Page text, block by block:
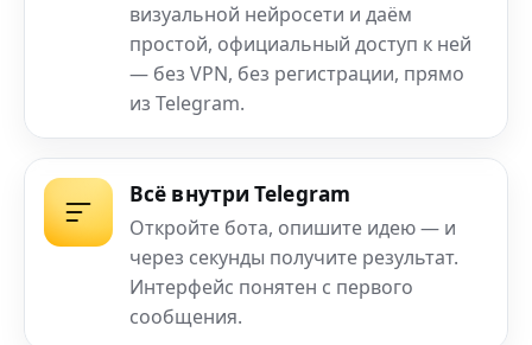
визуальной нейросети и даём
простой, официальный доступ к ней
— без VPN, без регистрации, прямо
из Telegram.
Всё внутри Telegram
Откройте бота, опишите идею — и
через секунды получите результат.
Интерфейс понятен с первого
сообщения.